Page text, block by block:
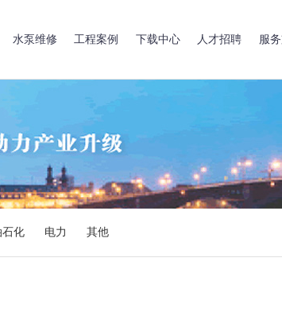
水泵维修 工程案例 下载中心 人才招聘 服
石化 电力 其他